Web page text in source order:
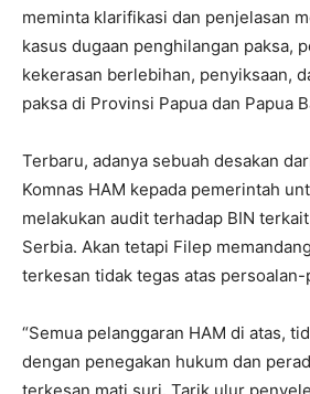
meminta klarifikasi dan penjelasan
kasus dugaan penghilangan paksa,
kekerasan berlebihan, penyiksaan,
paksa di Provinsi Papua dan Papua
Terbaru, adanya sebuah desakan
Komnas HAM kepada pemerintah
melakukan audit terhadap BIN
Serbia. Akan tetapi Filep
terkesan tidak tegas atas
“Semua pelanggaran HAM di atas,
dengan penegakan hukum dan